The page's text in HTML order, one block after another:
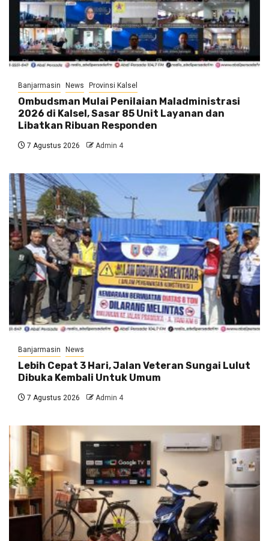
Banjarmasin News Provinsi Kalsel
Ombudsman Mulai Penilaian Maladministrasi
2026 di Kalsel, Sasar 85 Unit Layanan dan
Libatkan Ribuan Responden
7 Agustus 2026 Admin 4
Banjarmasin News
Lebih Cepat 3 Hari, Jalan Veteran Sungai Lulut
Dibuka Kembali Untuk Umum
7 Agustus 2026 Admin 4